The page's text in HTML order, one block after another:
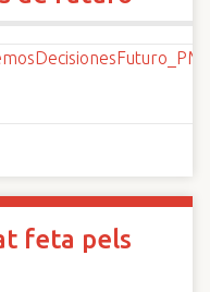
feta pels